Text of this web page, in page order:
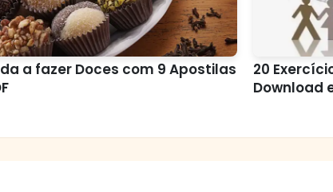
a fazer Doces com 9 Apostilas
20
Download